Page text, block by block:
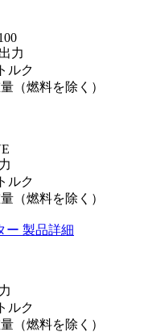
力
ルク
（燃料を除く）
ルク
（燃料を除く）
ー 製品詳細
ルク
（燃料を除く）